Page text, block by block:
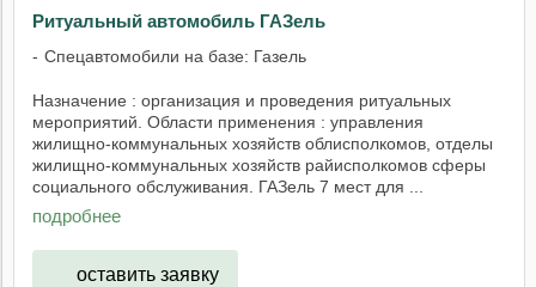
Ритуальный автомобиль ГАЗель
Спецавтомобили на базе: Газель
Назначение : организация и проведения ритуальных
мероприятий. Области применения : управления
жилищно-коммунальных хозяйств облисполкомов, отделы
жилищно-коммунальных хозяйств райисполкомов сферы
социального обслуживания. ГАЗель 7 мест для ...
подробнее
оставить заявку